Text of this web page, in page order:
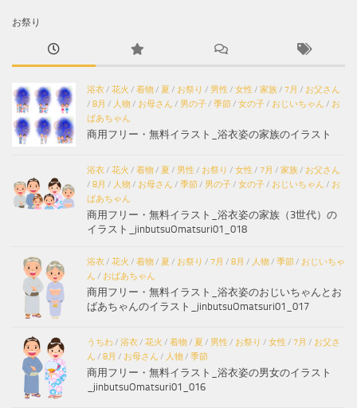
お祭り
浴衣/ 花火 / 着物/ 夏 / お祭り / 男性 / 女性 / 家族/ 7月 / お父さん
/ 8月 / 人物/ お母さん / 男の子/ 季節/ 女の子/ おじいちゃん / お
ばあちゃん
商用フリー・無料イラスト_浴衣姿の家族のイラスト
浴衣/ 花火 / 着物/ 夏 / 男性 / お祭り / 女性 / 7月 / 家族/ お父さん
/ 8月 / 人物/ お母さん / 季節/ 男の子/ 女の子/ おじいちゃん / お
ばあちゃん
商用フリー・無料イラスト_浴衣姿の家族（3世代）の
イラスト_jinbutsuOmatsuri01_018
浴衣/ 花火 / 着物/ 夏 / お祭り / 7月 / 8月 / 人物/ 季節/ おじいちゃ
ん / おばあちゃん
商用フリー・無料イラスト_浴衣姿のおじいちゃんとお
ばあちゃんのイラスト_jinbutsuOmatsuri01_017
うちわ/ 浴衣/ 花火 / 着物/ 夏 / 男性 / お祭り / 女性 / 7月 / お父さ
ん / 8月 / お母さん / 人物/ 季節
商用フリー・無料イラスト_浴衣姿の男女のイラスト
_jinbutsuOmatsuri01_016